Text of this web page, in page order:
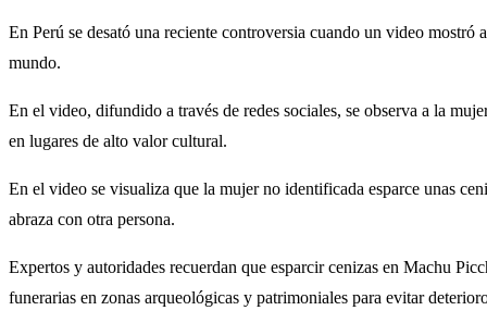
En Perú se desató una reciente controversia cuando un video
mundo.
En el video, difundido a través de redes sociales, se observa a la
en lugares de alto valor cultural.
En el video se visualiza que la mujer no identificada esparce unas
abraza con otra persona.
Expertos y autoridades recuerdan que esparcir cenizas en Machu
funerarias en zonas arqueológicas y patrimoniales para evitar